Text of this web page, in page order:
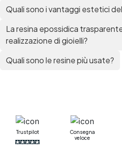
Quali sono i vantaggi estetici
La resina epossidica
realizzazione di gioielli?
Quali sono le resine più usate?
Trustpilot
Consegna
veloce